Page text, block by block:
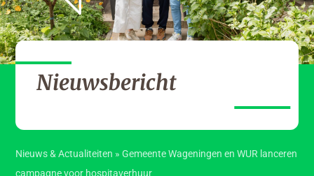
Nieuwsbericht
Nieuws & Actualiteiten »Gemeente Wageningen en WUR lanceren
campagne voor hospitaverhuur